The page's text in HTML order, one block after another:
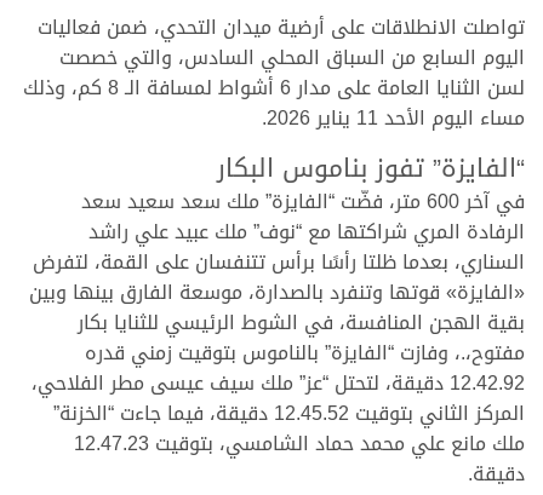
تواصلت الانطلاقات على أرضية ميدان التحدي، ضمن فعاليات
اليوم السابع من السباق المحلي السادس، والتي خصصت
لسن الثنايا العامة على مدار 6 أشواط لمسافة الـ 8 كم، وذلك
مساء اليوم الأحد 11 يناير 2026.
“الفايزة” تفوز بناموس البكار
في آخر 600 متر، فضّت “الفايزة” ملك سعد سعيد سعد
الرفادة المري شراكتها مع “نوف” ملك عبيد علي راشد
السناري، بعدما ظلتا رأسًا برأس تتنفسان على القمة، لتفرض
«الفايزة» قوتها وتنفرد بالصدارة، موسعة الفارق بينها وبين
بقية الهجن المنافسة، في الشوط الرئيسي للثنايا بكار
مفتوح،.، وفازت “الفايزة” بالناموس بتوقيت زمني قدره
12.42.92 دقيقة، لتحتل “عز” ملك سيف عيسى مطر الفلاحي،
المركز الثاني بتوقيت 12.45.52 دقيقة، فيما جاءت “الخزنة”
ملك مانع علي محمد حماد الشامسي، بتوقيت 12.47.23
دقيقة.